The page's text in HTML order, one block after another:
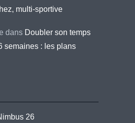
multi-sportive
dans Doubler son temps
semaines : les plans
26